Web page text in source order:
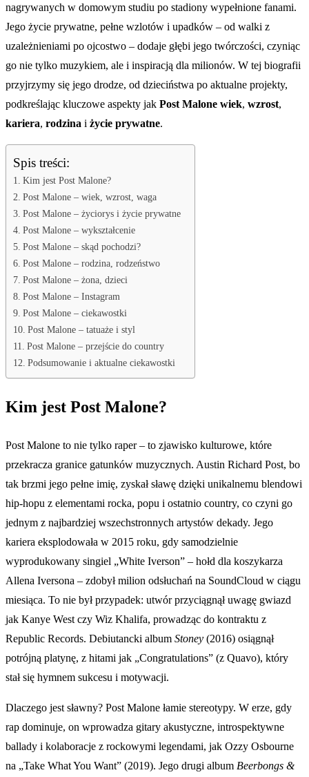
nagrywanych w domowym studiu po stadiony wypełnione fanami.
Jego życie prywatne, pełne wzlotów i upadków – od walki z
uzależnieniami po ojcostwo – dodaje głębi jego twórczości, czyniąc
go nie tylko muzykiem, ale i inspiracją dla milionów. W tej biografii
przyjrzymy się jego drodze, od dzieciństwa po aktualne projekty,
podkreślając kluczowe aspekty jak Post Malone wiek, wzrost,
kariera, rodzina i życie prywatne.
Spis treści:
Kim jest Post Malone?
Post Malone – wiek, wzrost, waga
Post Malone – życiorys i życie prywatne
Post Malone – wykształcenie
Post Malone – skąd pochodzi?
Post Malone – rodzina, rodzeństwo
Post Malone – żona, dzieci
Post Malone – Instagram
Post Malone – ciekawostki
Post Malone – tatuaże i styl
Post Malone – przejście do country
Podsumowanie i aktualne ciekawostki
Kim jest Post Malone?
Post Malone to nie tylko raper – to zjawisko kulturowe, które
przekracza granice gatunków muzycznych. Austin Richard Post, bo
tak brzmi jego pełne imię, zyskał sławę dzięki unikalnemu blendowi
hip-hopu z elementami rocka, popu i ostatnio country, co czyni go
jednym z najbardziej wszechstronnych artystów dekady. Jego
kariera eksplodowała w 2015 roku, gdy samodzielnie
wyprodukowany singiel „White Iverson” – hołd dla koszykarza
Allena Iversona – zdobył milion odsłuchań na SoundCloud w ciągu
miesiąca. To nie był przypadek: utwór przyciągnął uwagę gwiazd
jak Kanye West czy Wiz Khalifa, prowadząc do kontraktu z
Republic Records. Debiutancki album Stoney (2016) osiągnął
potrójną platynę, z hitami jak „Congratulations” (z Quavo), który
stał się hymnem sukcesu i motywacji.
Dlaczego jest sławny? Post Malone łamie stereotypy. W erze, gdy
rap dominuje, on wprowadza gitary akustyczne, introspektywne
ballady i kolaboracje z rockowymi legendami, jak Ozzy Osbourne
na „Take What You Want” (2019). Jego drugi album Beerbongs &